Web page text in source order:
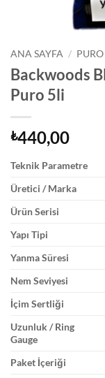
ANA SAYFA / PURO
Backwoods
Puro 5li
₺440,00
Teknik Parametre
Üretici / Marka
Ürün Serisi
Yapı Tipi
Yanma Süresi
Nem Seviyesi
İçim Sertliği
Uzunluk / Ring
Gauge
Paket İçeriği